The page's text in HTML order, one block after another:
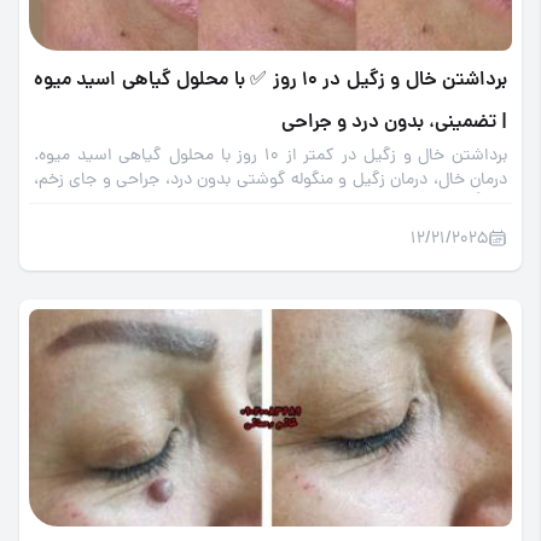
برداشتن خال و زگیل در ۱۰ روز ✅ با محلول گیاهی اسید میوه
| تضمینی، بدون درد و جراحی
برداشتن خال و زگیل در کمتر از ۱۰ روز با محلول گیاهی اسید میوه.
درمان خال، درمان زگیل و منگوله گوشتی بدون درد، جراحی و جای زخم،
12/21/2025